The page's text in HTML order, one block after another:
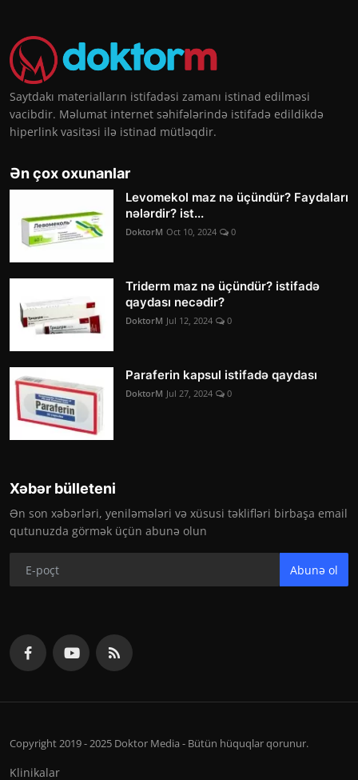
Saytdakı materialların istifadəsi zamanı istinad edilməsi
vacibdir. Məlumat internet səhifələrində istifadə edildikdə
hiperlink vasitəsi ilə istinad mütləqdir.
Ən çox oxunanlar
Levomekol maz nə üçündür? Faydaları
nələrdir? ist...
DoktorM Oct 10, 2024 0
Triderm maz nə üçündür? istifadə
qaydası necədir?
DoktorM Jul 12, 2024 0
Paraferin kapsul istifadə qaydası
DoktorM Jul 27, 2024 0
Xəbər bülleteni
Ən son xəbərləri, yeniləmələri və xüsusi təklifləri birbaşa email
qutunuzda görmək üçün abunə olun
Abunə ol
Copyright 2019 - 2025 Doktor Media - Bütün hüquqlar qorunur.
Klinikalar